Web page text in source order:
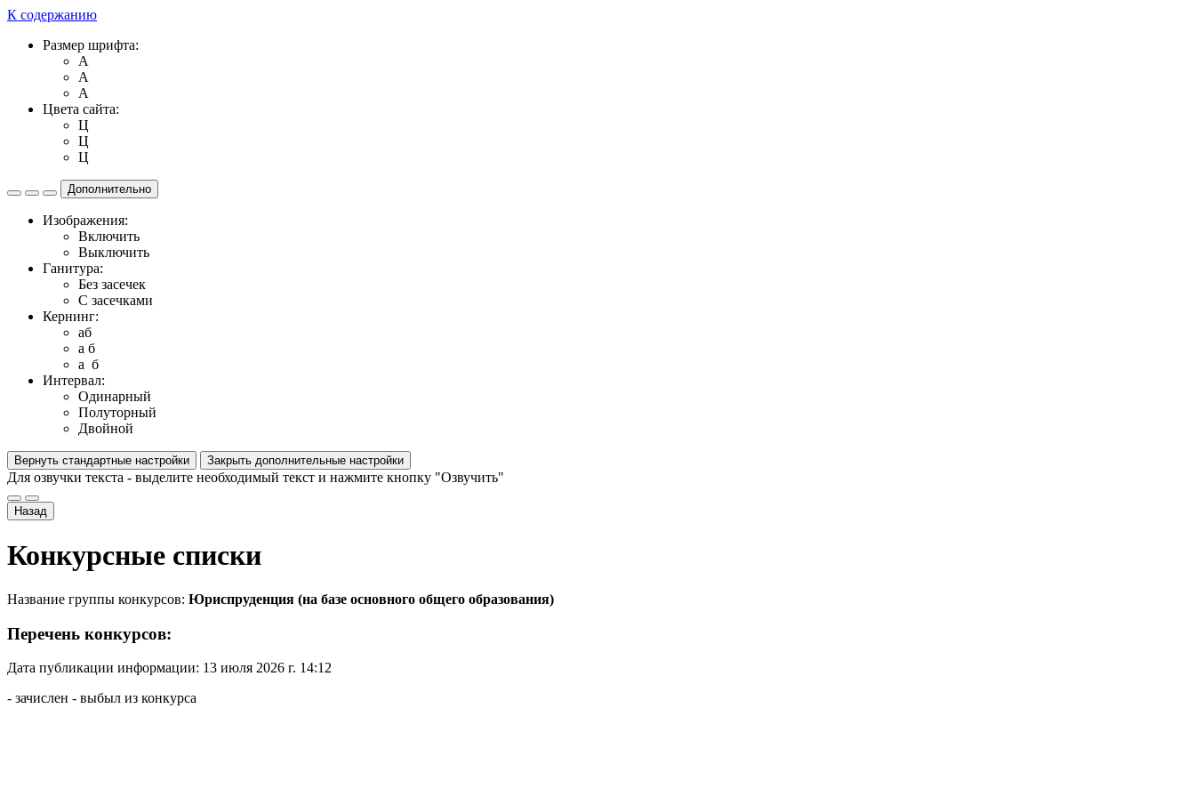
К содержанию
Размер шрифта:
A
A
A
Цвета сайта:
Ц
Ц
Ц
Дополнительно
Изображения:
Включить
Выключить
Ганитура:
Без засечек
С засечками
Кернинг:
aб
a б
a б
Интервал:
Одинарный
Полуторный
Двойной
Вернуть стандартные настройки Закрыть дополнительные настройки
Для озвучки текста - выделите необходимый текст и нажмите кнопку "Озвучить"
Назад
Конкурсные списки
Название группы конкурсов: Юриспруденция (на базе основного общего образования)
Перечень конкурсов:
Дата публикации информации: 13 июля 2026 г. 14:12
- зачислен - выбыл из конкурса